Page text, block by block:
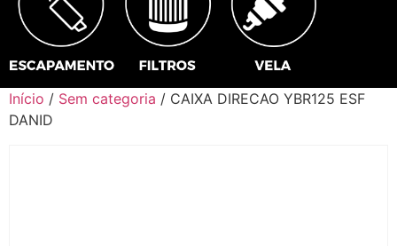
Início / Sem categoria / CAIXA DIRECAO YBR125 ESF
DANID